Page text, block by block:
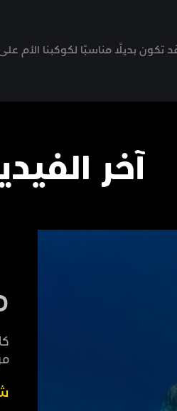
مناسبًا لكوكبنا الأم على بعد 11 سنة
آخر